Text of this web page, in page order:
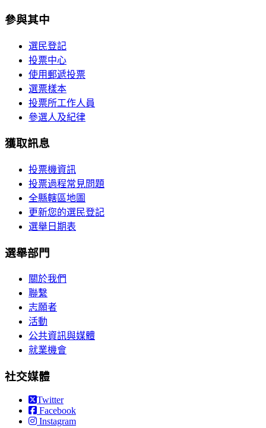
參與其中
選民登記
投票中心
使用郵遞投票
選票樣本
投票所工作人員
參選人及紀律
獲取訊息
投票機資訊
投票過程常見問題
全縣轄區地圖
更新您的選民登記
選舉日期表
選舉部門
關於我們
聯繫
志願者
活動
公共資訊與媒體
就業機會
社交媒體
Twitter
Facebook
Instagram